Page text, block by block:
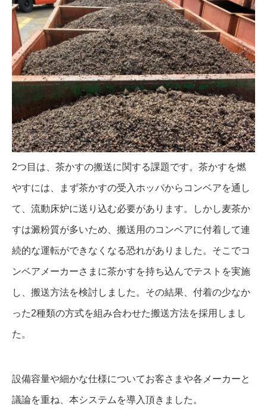
2つ目は、茶かすの搬送に関する課題です。茶かすを燃
やすには、まず茶かすの受入ホッパからコンベアを通し
て、流動床炉に送り込む必要があります。しかし麦茶か
すは澱粉質が多いため、搬送用のコンベアに付着して連
続的な運転ができなくなる恐れがありました。そこでコ
ンベアメーカーさまに茶かすを持ち込んでテストを実施
し、搬送方法を検討しました。その結果、付着の少なか
った2種類の方式を組み合わせた搬送方法を採用しまし
た。
設備容量や細かな仕様についてお客さまや各メーカーと
議論を重ね、本システムを導入頂きました。